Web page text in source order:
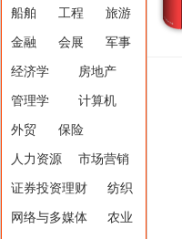
船舶 工程 旅游
金融 会展 军事
经济学 房地产
管理学 计算机
外贸 保险
人力资源 市场营销
证券投资理财 纺织
网络与多媒体 农业